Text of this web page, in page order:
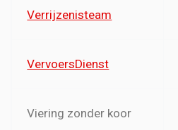
Verrijzenisteam
VervoersDienst
Viering zonder koor